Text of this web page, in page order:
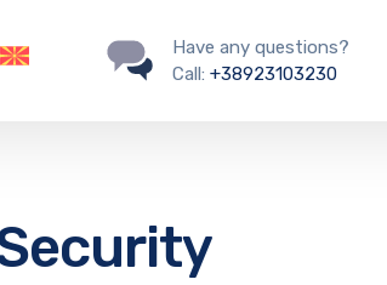
Have any questions?
Call: +38923103230